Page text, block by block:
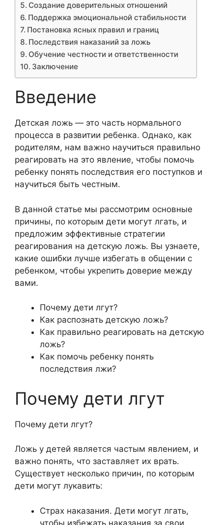
Создание доверительных отношений
Поддержка эмоциональной стабильности
Постановка ясных правил и границ
Последствия наказаний за ложь
Обучение честности и ответственности
Заключение
Введение
Детская ложь — это часть нормального
процесса в развитии ребенка. Однако, как
родителям, нам важно научиться правильно
реагировать на это явление, чтобы помочь
ребенку понять последствия его поступков и
научиться быть честным.
В данной статье мы рассмотрим основные
причины, по которым дети могут лгать, и
предложим эффективные стратегии
реагирования на детскую ложь. Вы узнаете,
какие ошибки лучше избегать в общении с
ребенком, чтобы укрепить доверие между
вами.
Почему дети лгут?
Как распознать детскую ложь?
Как правильно реагировать на детскую
ложь?
Как помочь ребенку понять
последствия лжи?
Почему дети лгут
Почему дети лгут?
Ложь у детей является частым явлением, и
важно понять, что заставляет их врать.
Существует несколько причин, по которым
дети могут лукавить:
Страх наказания. Дети могут лгать,
чтобы избежать наказания за свои